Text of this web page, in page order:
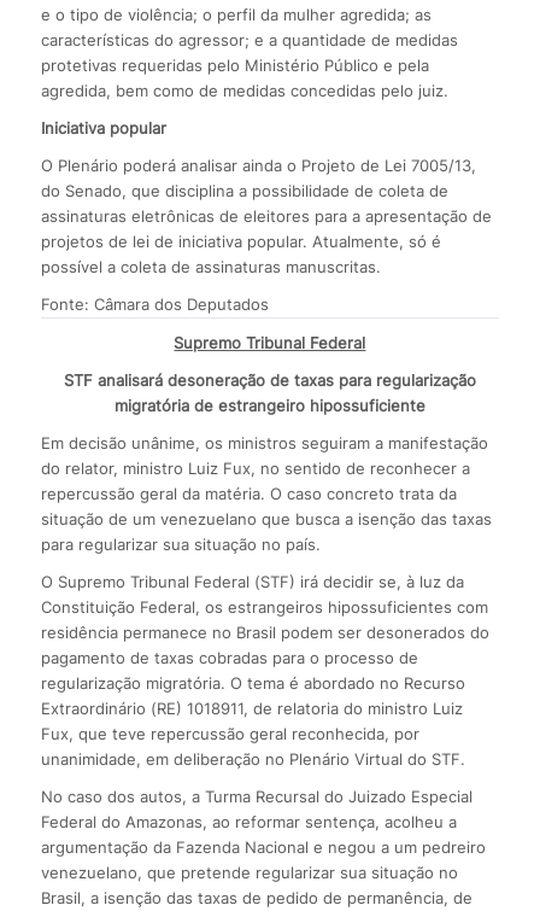
e o tipo de violência; o perfil da mulher agredida; as
características do agressor; e a quantidade de medidas
protetivas requeridas pelo Ministério Público e pela
agredida, bem como de medidas concedidas pelo juiz.
Iniciativa popular
O Plenário poderá analisar ainda o Projeto de Lei 7005/13,
do Senado, que disciplina a possibilidade de coleta de
assinaturas eletrônicas de eleitores para a apresentação de
projetos de lei de iniciativa popular. Atualmente, só é
possível a coleta de assinaturas manuscritas.
Fonte: Câmara dos Deputados
Supremo Tribunal Federal
STF analisará desoneração de taxas para regularização
migratória de estrangeiro hipossuficiente
Em decisão unânime, os ministros seguiram a manifestação
do relator, ministro Luiz Fux, no sentido de reconhecer a
repercussão geral da matéria. O caso concreto trata da
situação de um venezuelano que busca a isenção das taxas
para regularizar sua situação no país.
O Supremo Tribunal Federal (STF) irá decidir se, à luz da
Constituição Federal, os estrangeiros hipossuficientes com
residência permanece no Brasil podem ser desonerados do
pagamento de taxas cobradas para o processo de
regularização migratória. O tema é abordado no Recurso
Extraordinário (RE) 1018911, de relatoria do ministro Luiz
Fux, que teve repercussão geral reconhecida, por
unanimidade, em deliberação no Plenário Virtual do STF.
No caso dos autos, a Turma Recursal do Juizado Especial
Federal do Amazonas, ao reformar sentença, acolheu a
argumentação da Fazenda Nacional e negou a um pedreiro
venezuelano, que pretende regularizar sua situação no
Brasil, a isenção das taxas de pedido de permanência, de